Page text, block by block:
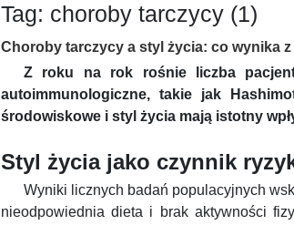
Tag: choroby tarczycy (1)
Choroby tarczycy a styl życia: co wynika
Z roku na rok rośnie liczba
autoimmunologiczne, takie jak
środowiskowe i styl życia mają istotny
Styl życia jako czynnik
Wyniki licznych badań populacyjnych
nieodpowiednia dieta i brak aktywności